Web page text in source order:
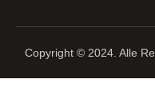
Copyright © 2024. Alle